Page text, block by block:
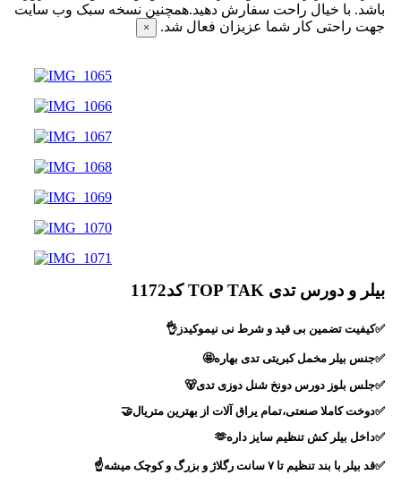
باشد. با خیال راحت سفارش دهید.همچنین نسخه سبک وب سایت
جهت راحتی کار شما عزیزان فعال شد.
بیلر و دورس تدی TOP TAK کد1172
✅کیفیت تضمین بی قید و شرط نی نیموکیدز👌
✅جنس بیلر مخمل کبریتی تدی بهاره🤩
✅جلس بلوز دورس دونخ شنل دوزی تدی🐻
✅دوخت کاملا صنعتی،تمام یراق آلات از بهترین متریال🤝
✅داخل بیلر کش تنظیم سایز داره🫶
✅قد بیلر با بند تنظیم تا ۷ سانت رگلاژ و بزرگ و کوچک میشه☝️